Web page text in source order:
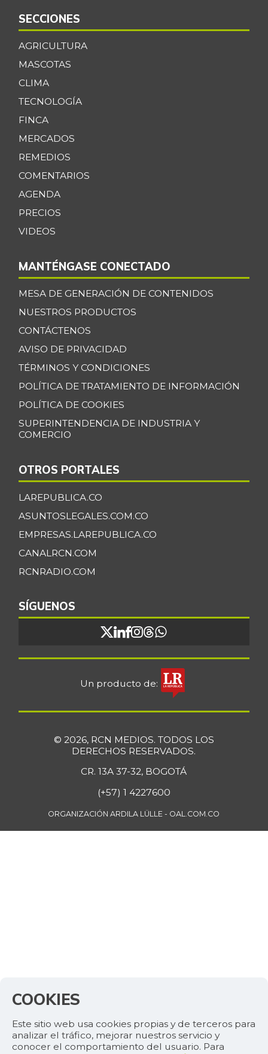
SECCIONES
AGRICULTURA
MASCOTAS
CLIMA
TECNOLOGÍA
FINCA
MERCADOS
REMEDIOS
COMENTARIOS
AGENDA
PRECIOS
VIDEOS
MANTÉNGASE CONECTADO
MESA DE GENERACIÓN DE CONTENIDOS
NUESTROS PRODUCTOS
CONTÁCTENOS
AVISO DE PRIVACIDAD
TÉRMINOS Y CONDICIONES
POLÍTICA DE TRATAMIENTO DE INFORMACIÓN
POLÍTICA DE COOKIES
SUPERINTENDENCIA DE INDUSTRIA Y
COMERCIO
OTROS PORTALES
LAREPUBLICA.CO
ASUNTOSLEGALES.COM.CO
EMPRESAS.LAREPUBLICA.CO
CANALRCN.COM
RCNRADIO.COM
SÍGUENOS
Un producto de:
© 2026, RCN MEDIOS. TODOS LOS
DERECHOS RESERVADOS.
CR. 13A 37-32, BOGOTÁ
(+57) 1 4227600
ORGANIZACIÓN ARDILA LÜLLE - OAL.COM.CO
COOKIES
Este sitio web usa cookies propias y de terceros para
analizar el tráfico, mejorar nuestros servicio y
conocer el comportamiento del usuario. Para